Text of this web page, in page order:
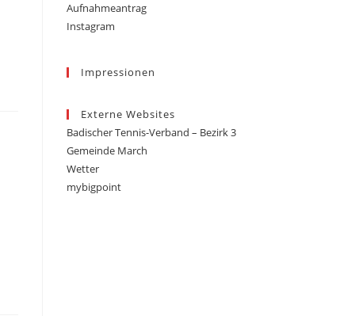
Aufnahmeantrag
Instagram
Impressionen
Externe Websites
Badischer Tennis-Verband – Bezirk 3
Gemeinde March
Wetter
mybigpoint